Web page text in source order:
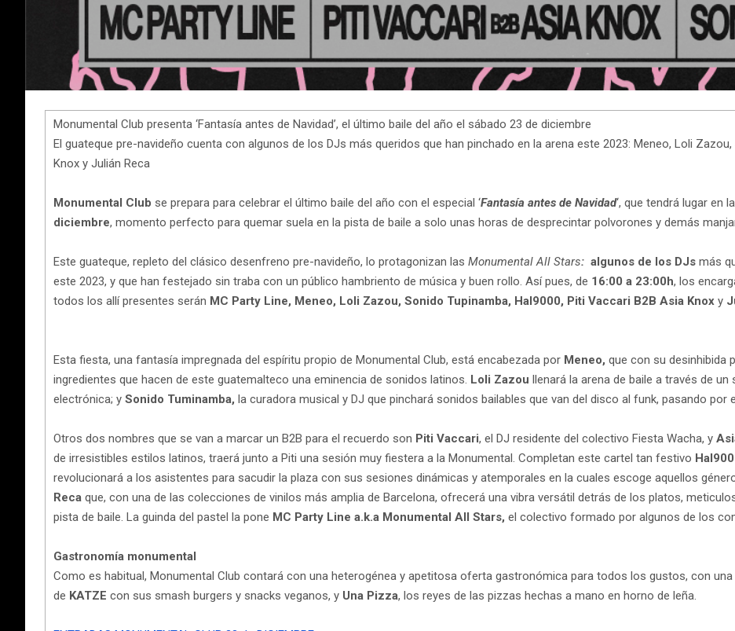
Monumental Club presenta ‘Fantasía antes de Navidad’, el último baile del año el sábado 23 de diciembre
El guateque pre-navideño cuenta con algunos de los DJs más queridos que han pinchado en la arena este 2023: Meneo, Loli
Knox y Julián Reca
Monumental Club se prepara para celebrar el último baile del año con el especial ‘Fantasía antes de Navidad‘, que tendrá lugar en
diciembre, momento perfecto para quemar suela en la pista de baile a solo unas horas de desprecintar polvorones y demás
Este guateque, repleto del clásico desenfreno pre-navideño, lo protagonizan las Monumental All Stars: algunos de los DJs más
este 2023, y que han festejado sin traba con un público hambriento de música y buen rollo. Así pues, de 16:00 a 23:00h, los
todos los allí presentes serán MC Party Line, Meneo, Loli Zazou, Sonido Tupinamba, Hal9000, Piti Vaccari B2B Asia Knox y
Esta fiesta, una fantasía impregnada del espíritu propio de Monumental Club, está encabezada por Meneo, que con su desinhibida
ingredientes que hacen de este guatemalteco una eminencia de sonidos latinos. Loli Zazou llenará la arena de baile a través de
electrónica; y Sonido Tuminamba, la curadora musical y DJ que pinchará sonidos bailables que van del disco al funk, pasando por
Otros dos nombres que se van a marcar un B2B para el recuerdo son Piti Vaccari, el DJ residente del colectivo Fiesta Wacha, y
de irresistibles estilos latinos, traerá junto a Piti una sesión muy fiestera a la Monumental. Completan este cartel tan festivo
revolucionará a los asistentes para sacudir la plaza con sus sesiones dinámicas y atemporales en la cuales escoge aquellos
Reca que, con una de las colecciones de vinilos más amplia de Barcelona, ofrecerá una vibra versátil detrás de los platos,
pista de baile. La guinda del pastel la pone MC Party Line a.k.a Monumental All Stars, el colectivo formado por algunos de los
Gastronomía monumental
Como es habitual, Monumental Club contará con una heterogénea y apetitosa oferta gastronómica para todos los gustos, con
de KATZE con sus smash burgers y snacks veganos, y Una Pizza, los reyes de las pizzas hechas a mano en horno de leña.